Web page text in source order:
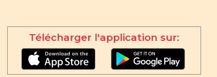
Télécharger l'application sur: